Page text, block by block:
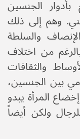
بأدوار الجنسين
وهم إلى ذلك
والسلطة
من اختلاف
والثقافات
بين الجنسين،
المرأة يبدو
ولكن أيضاً